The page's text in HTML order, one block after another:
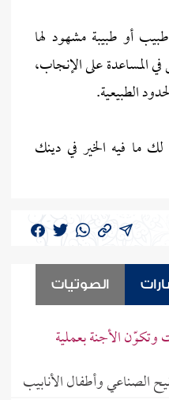
أو طبيبة مشهود لها
المساعدة على الإنجاب،
الطبيعية.
ما فيه الخير في دينك
الصوتيات
الأجنة بعملية
الصناعي وأطفال الأنابيب